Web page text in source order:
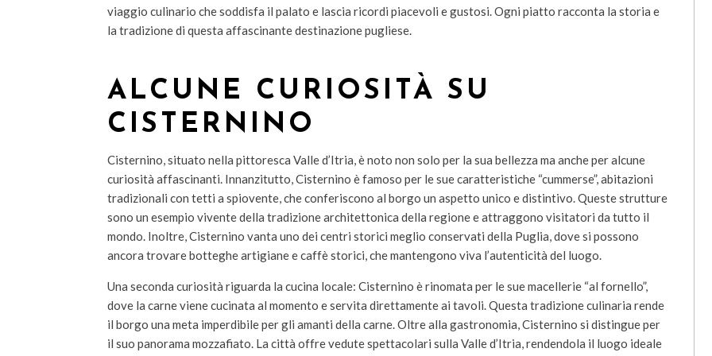
viaggio culinario che soddisfa il palato e lascia ricordi piacevoli e gustosi. Ogni piatto racconta la storia e
la tradizione di questa affascinante destinazione pugliese.
ALCUNE CURIOSITÀ SU
CISTERNINO
Cisternino, situato nella pittoresca Valle d’Itria, è noto non solo per la sua bellezza ma anche per alcune
curiosità affascinanti. Innanzitutto, Cisternino è famoso per le sue caratteristiche “cummerse”, abitazioni
tradizionali con tetti a spiovente, che conferiscono al borgo un aspetto unico e distintivo. Queste strutture
sono un esempio vivente della tradizione architettonica della regione e attraggono visitatori da tutto il
mondo. Inoltre, Cisternino vanta uno dei centri storici meglio conservati della Puglia, dove si possono
ancora trovare botteghe artigiane e caffè storici, che mantengono viva l’autenticità del luogo.
Una seconda curiosità riguarda la cucina locale: Cisternino è rinomata per le sue macellerie “al fornello”,
dove la carne viene cucinata al momento e servita direttamente ai tavoli. Questa tradizione culinaria rende
il borgo una meta imperdibile per gli amanti della carne. Oltre alla gastronomia, Cisternino si distingue per
il suo panorama mozzafiato. La città offre vedute spettacolari sulla Valle d’Itria, rendendola il luogo ideale